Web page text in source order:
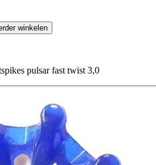
winkelen
pulsar fast twist 3,0